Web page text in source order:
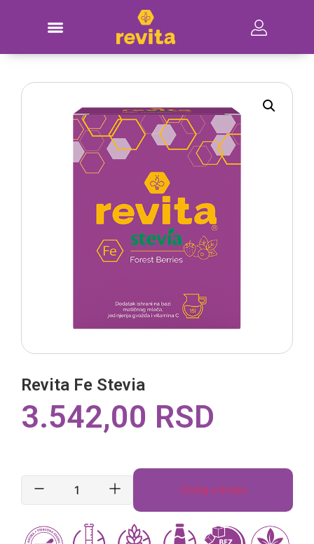
Revita Fe Stevia
3.542,00 RSD
Dodaj u korpu